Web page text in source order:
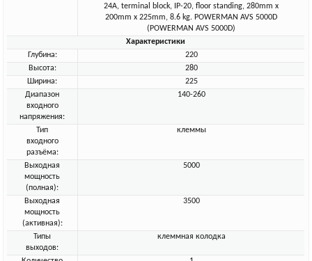
24A, terminal block, IP-20, floor standing, 280mm x
200mm x 225mm, 8.6 kg. POWERMAN AVS 5000D
(POWERMAN AVS 5000D)
Характеристики
Глубина:
220
Высота:
280
Ширина:
225
Диапазон
входного
напряжения:
140-260
Тип
входного
разъёма:
клеммы
Выходная
мощность
(полная):
5000
Выходная
мощность
(активная):
3500
Типы
выходов:
клеммная колодка